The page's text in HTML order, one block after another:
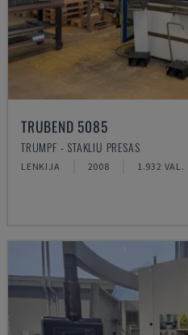
TRUBEND 5085
TRUMPF - STAKLIŲ PRESAS
LENKIJA 2008 1.932 VAL.